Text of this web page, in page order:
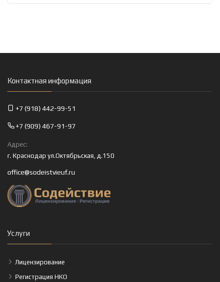
Контактная информация
+7 (918) 442-99-51
+7 (909) 467-91-97
Адрес:
г. Краснодар ул.Октябрьская, д.150
office@sodeistvieuf.ru
Услуги
Лицензирование
Регистрация НКО